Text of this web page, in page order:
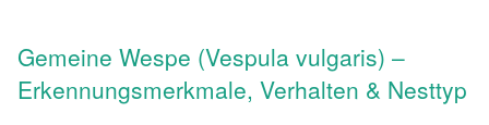
Gemeine Wespe (Vespula vulgaris) –
Erkennungsmerkmale, Verhalten & Nesttyp